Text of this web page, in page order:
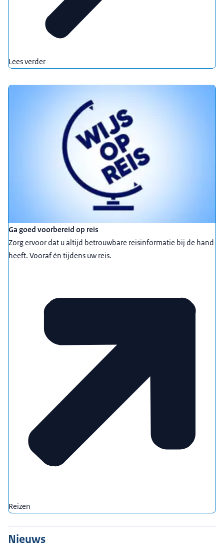
Lees verder
Ga goed voorbereid op reis
Zorg ervoor dat u altijd betrouwbare reisinformatie bij de hand
heeft. Vooraf én tijdens uw reis.
Reizen
Nieuws